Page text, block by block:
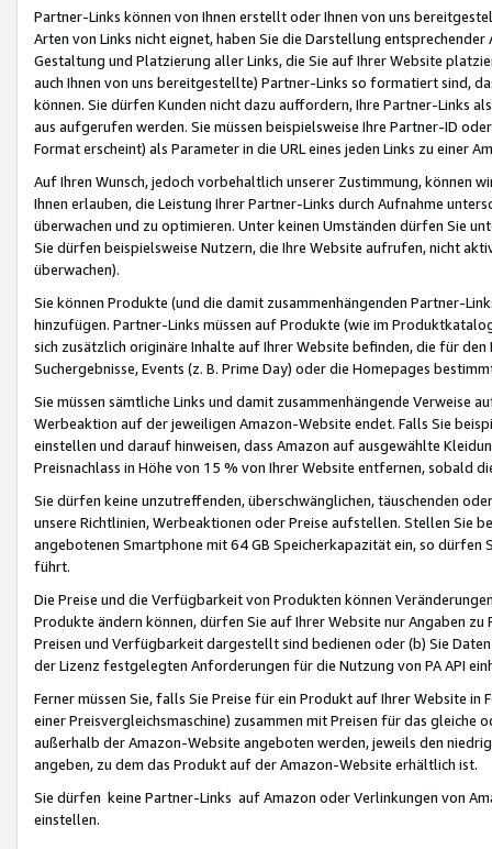
Partner-Links können von Ihnen erstellt oder Ihnen von uns
Arten von Links nicht eignet, haben Sie die Darstellung
Gestaltung und Platzierung aller Links, die Sie auf Ihrer Website
auch Ihnen von uns bereitgestellte) Partner-Links so formatiert sind,
können. Sie dürfen Kunden nicht dazu auffordern, Ihre Partner-Links
aus aufgerufen werden. Sie müssen beispielsweise Ihre Partner-ID
Format erscheint) als Parameter in die URL eines jeden Links zu einer
Auf Ihren Wunsch, jedoch vorbehaltlich unserer Zustimmung, können
Ihnen erlauben, die Leistung Ihrer Partner-Links durch Aufnahme
überwachen und zu optimieren. Unter keinen Umständen dürfen Sie
Sie dürfen beispielsweise Nutzern, die Ihre Website aufrufen, nicht
überwachen).
Sie können Produkte (und die damit zusammenhängenden Partner-
hinzufügen. Partner-Links müssen auf Produkte (wie im
sich zusätzlich originäre Inhalte auf Ihrer Website befinden, die für
Suchergebnisse, Events (z. B. Prime Day) oder die Homepages
Sie müssen sämtliche Links und damit zusammenhängende
Werbeaktion auf der jeweiligen Amazon-Website endet. Falls Sie
einstellen und darauf hinweisen, dass Amazon auf ausgewählte
Preisnachlass in Höhe von 15 % von Ihrer Website entfernen, sobald
Sie dürfen keine unzutreffenden, überschwänglichen, täuschenden
unsere Richtlinien, Werbeaktionen oder Preise aufstellen. Stellen Sie
angebotenen Smartphone mit 64 GB Speicherkapazität ein, so dürfen
führt.
Die Preise und die Verfügbarkeit von Produkten können
Produkte ändern können, dürfen Sie auf Ihrer Website nur Angaben
Preisen und Verfügbarkeit dargestellt sind bedienen oder (b) Sie
der Lizenz festgelegten Anforderungen für die Nutzung von PA API
Ferner müssen Sie, falls Sie Preise für ein Produkt auf Ihrer Website
einer Preisvergleichsmaschine) zusammen mit Preisen für das
außerhalb der Amazon-Website angeboten werden, jeweils den
angeben, zu dem das Produkt auf der Amazon-Website erhältlich ist.
Sie dürfen keine Partner-Links auf Amazon oder Verlinkungen von
einstellen.